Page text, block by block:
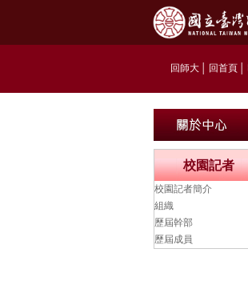
回師大 回首頁
校園記者
校園記者簡介
組織
歷屆幹部
歷屆成員